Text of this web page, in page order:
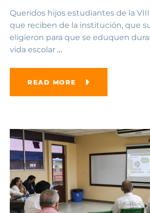
Queridos hijos estudiantes de la
que reciben de la institución, que
eligieron para que se eduquen
vida escolar …
READ MORE